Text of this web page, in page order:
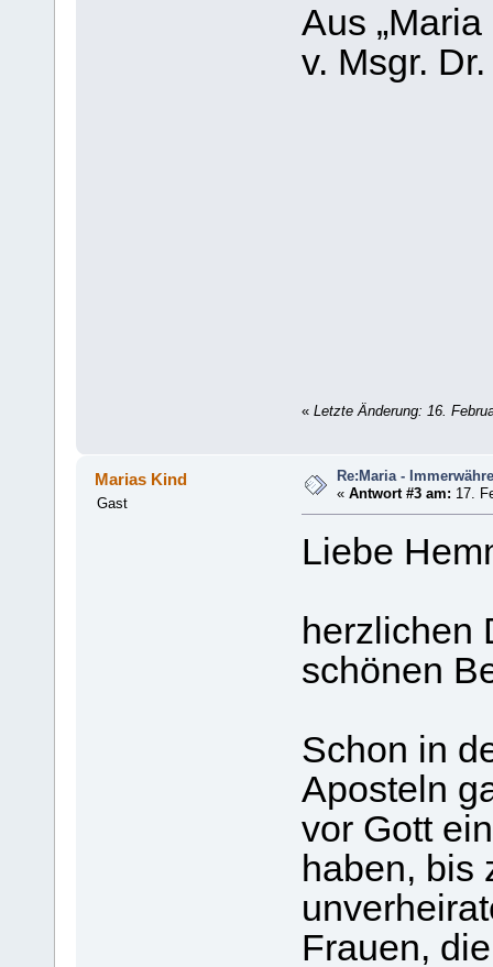
Aus
v. Msgr.
« Letzte Änderung: 16.
Marias Kind
Gast
Re:Maria -
«Antwort #3 am: 17.
Liebe
herzlichen
schönen
Schon in
Aposteln
vor Gott
haben, bis
Frauen,